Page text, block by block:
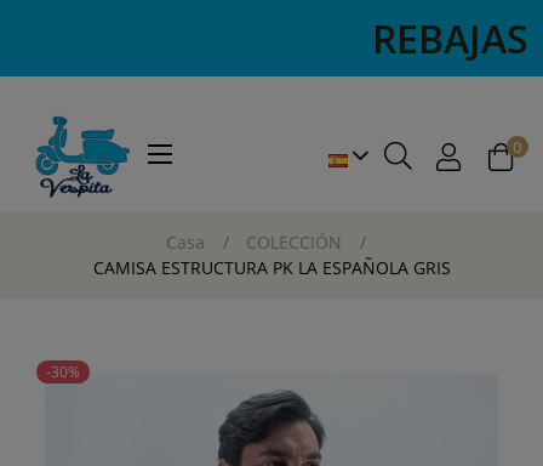
REBAJAS
Navegación
☰ 0
Casa
COLECCIÓN
CAMISA ESTRUCTURA PK LA ESPAÑOLA GRIS
-30%